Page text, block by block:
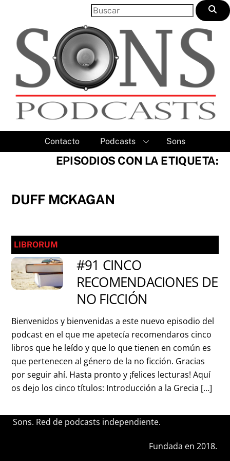
content
Contacto Podcasts Sons
EPISODIOS CON LA ETIQUETA:
DUFF MCKAGAN
LIBRORUM
#91 CINCO
RECOMENDACIONES DE
NO FICCIÓN
Bienvenidos y bienvenidas a este nuevo episodio del
podcast en el que me apetecía recomendaros cinco
libros que he leído y que lo que tienen en común es
que pertenecen al género de la no ficción. Gracias
por seguir ahí. Hasta pronto y ¡felices lecturas! Aquí
os dejo los cinco títulos: Introducción a la Grecia […]
Sons. Red de podcasts independiente.
Fundada en 2018.